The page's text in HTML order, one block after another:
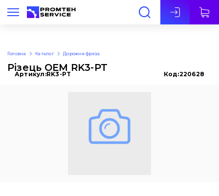
Укр
Головна Каталог Дорожня фреза
Різець OEM RK3-PT
Артикул:RK3-PT Код:220628